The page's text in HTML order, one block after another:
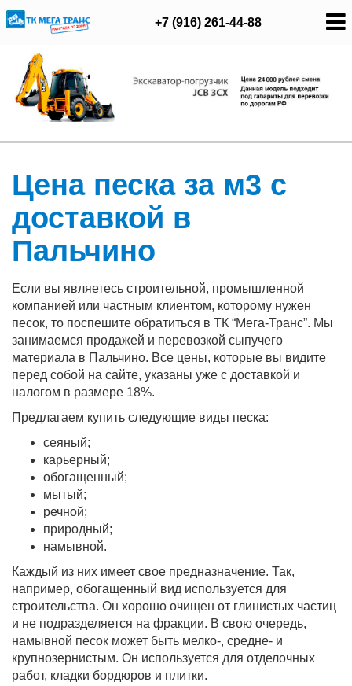
+7 (916) 261-44-88
Цена песка за м3 с
доставкой в
Пальчино
Если вы являетесь строительной, промышленной
компанией или частным клиентом, которому нужен
песок, то поспешите обратиться в ТК “Мега-Транс”. Мы
занимаемся продажей и перевозкой сыпучего
материала в Пальчино. Все цены, которые вы видите
перед собой на сайте, указаны уже с доставкой и
налогом в размере 18%.
Предлагаем купить следующие виды песка:
сеяный;
карьерный;
обогащенный;
мытый;
речной;
природный;
намывной.
Каждый из них имеет свое предназначение. Так,
например, обогащенный вид используется для
строительства. Он хорошо очищен от глинистых частиц
и не подразделяется на фракции. В свою очередь,
намывной песок может быть мелко-, средне- и
крупнозернистым. Он используется для отделочных
работ, кладки бордюров и плитки.